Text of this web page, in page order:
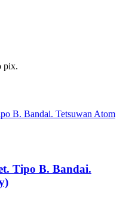
pix.
Tipo B. Bandai.